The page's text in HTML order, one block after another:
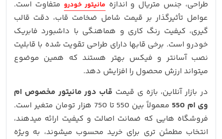
طراحی، جنس متریال و اندازه مانیتور خودرو متفاوت است.
عوامل تأثیرگذار بر قیمت شامل ضخامت قاب، دقت قالب‌
گیری، کیفیت رنگ‌ کاری و هماهنگی با داشبورد فابریک
خودرو است. برخی قابها دارای طراحی تقویت‌ شده با قابلیت
نصب آسانتر و فیکس بهتر هستند که همین موضوع
میتواند ارزش محصول را افزایش دهد.
در بازار آنلاین، بازه‌ ی قیمت قاب دور مانیتور مخصوص ام
وی ام 550
معمولاً بین 550 تا 750 هزار تومان متغیر است.
فروشگاه‌ هایی که ضمانت اصالت و کیفیت ارائه میدهند،
انتخاب مطمئن‌ تری برای خرید محسوب میشوند، به‌ ویژه